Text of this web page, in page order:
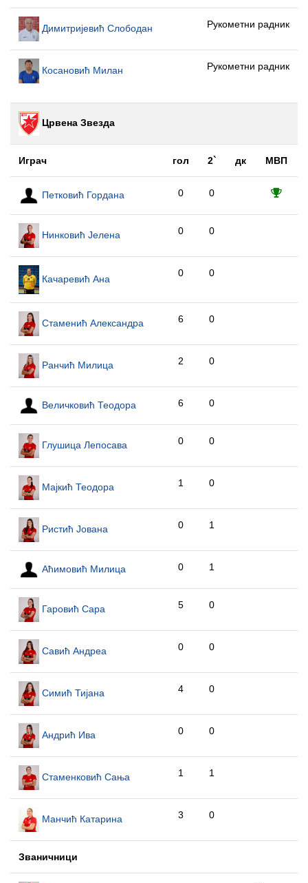
Димитријевић Слободан Рукометни радник
Косановић Милан Рукометни радник
Црвена Звезда
Играч гол 2` дк МВП
Петковић Гордана 0 0
Нинковић Јелена 0 0
Качаревић Ана
0 0
Стаменић Александра 6 0
Ранчић Милица 2 0
Величковић Теодора 6 0
Глушица Лепосава 0 0
Мајкић Теодора 1 0
Ристић Јована 0 1
Аћимовић Милица 0 1
Гаровић Сара 5 0
Савић Андреа 0 0
Симић Тијана 4 0
Андрић Ива 0 0
Стаменковић Сања 1 1
Манчић Катарина 3 0
Званичници